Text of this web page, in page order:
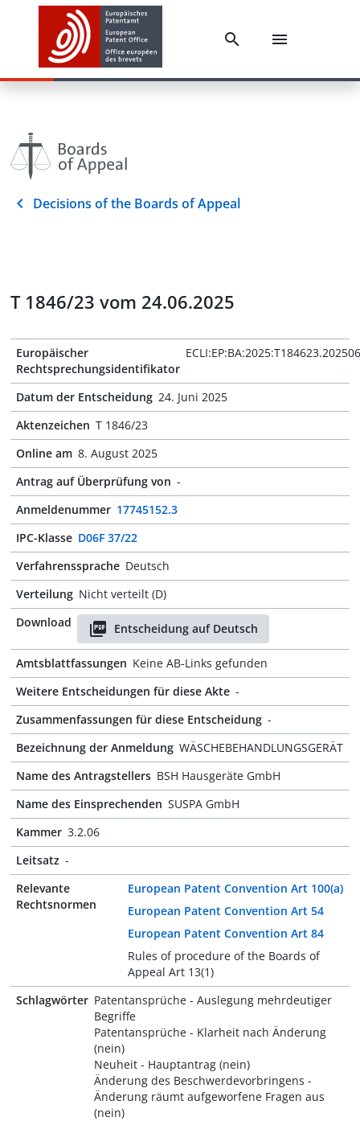
Decisions of the Boards of Appeal
T 1846/23 vom 24.06.2025
Europäischer
Rechtsprechungsidentifikator
Datum der Entscheidung 24. Juni 2025
Aktenzeichen T 1846/23
Online am 8. August 2025
Antrag auf Überprüfung von -
Anmeldenummer 17745152.3
IPC-Klasse D06F 37/22
Verfahrenssprache Deutsch
Verteilung Nicht verteilt (D)
Download
Entscheidung auf Deutsch
Amtsblattfassungen Keine AB-Links gefunden
Weitere Entscheidungen für diese Akte -
Zusammenfassungen für diese Entscheidung -
Bezeichnung der Anmeldung WÄSCHEBEHANDLUNGSGERÄT
Name des Antragstellers BSH Hausgeräte GmbH
Name des Einsprechenden SUSPA GmbH
Kammer 3.2.06
Leitsatz -
Relevante
Rechtsnormen
European Patent Convention Art 100(a)
European Patent Convention Art 54
European Patent Convention Art 84
Rules of procedure of the Boards of
Appeal Art 13(1)
Schlagwörter Patentansprüche - Auslegung mehrdeutiger
Begriffe
Patentansprüche - Klarheit nach Änderung
(nein)
Neuheit - Hauptantrag (nein)
Änderung des Beschwerdevorbringens -
Änderung räumt aufgeworfene Fragen aus
(nein)